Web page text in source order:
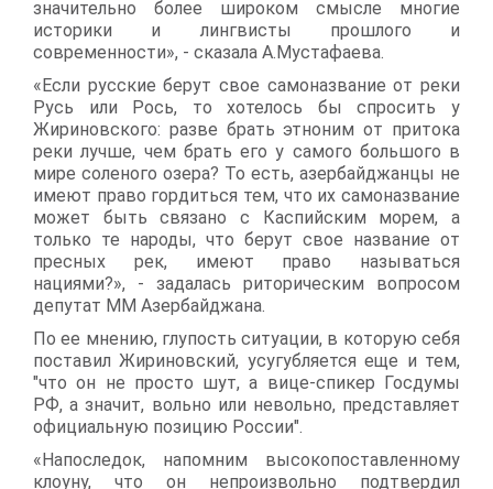
значительно более широком смысле многие
историки и лингвисты прошлого и
современности», - сказала А.Мустафаева.
«Если русские берут свое самоназвание от реки
Русь или Рось, то хотелось бы спросить у
Жириновского: разве брать этноним от притока
реки лучше, чем брать его у самого большого в
мире соленого озера? То есть, азербайджанцы не
имеют право гордиться тем, что их самоназвание
может быть связано с Каспийским морем, а
только те народы, что берут свое название от
пресных рек, имеют право называться
нациями?», - задалась риторическим вопросом
депутат ММ Азербайджана.
По ее мнению, глупость ситуации, в которую себя
поставил Жириновский, усугубляется еще и тем,
"что он не просто шут, а вице-спикер Госдумы
РФ, а значит, вольно или невольно, представляет
официальную позицию России".
«Напоследок, напомним высокопоставленному
клоуну, что он непроизвольно подтвердил